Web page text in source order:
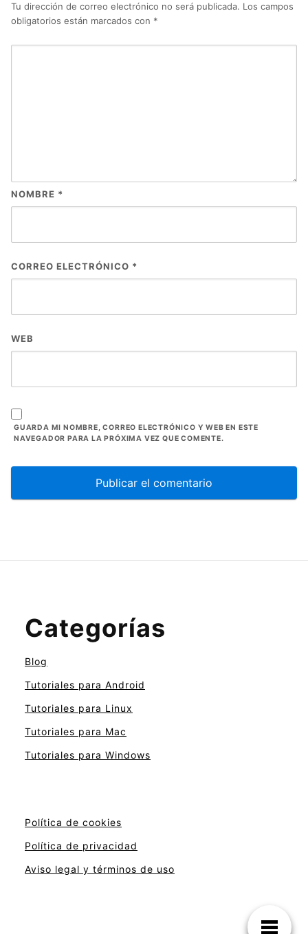
Tu dirección de correo electrónico no será publicada. Los campos
obligatorios están marcados con *
NOMBRE *
CORREO ELECTRÓNICO *
WEB
GUARDA MI NOMBRE, CORREO ELECTRÓNICO Y WEB EN ESTE
NAVEGADOR PARA LA PRÓXIMA VEZ QUE COMENTE.
Categorías
Blog
Tutoriales para Android
Tutoriales para Linux
Tutoriales para Mac
Tutoriales para Windows
Política de cookies
Política de privacidad
Aviso legal y términos de uso